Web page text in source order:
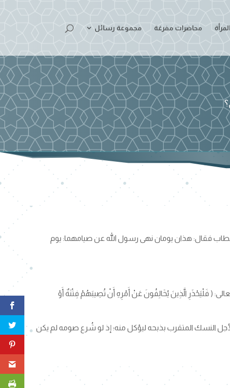
محاضرات مفرغة مجموعة رسائل
فقال: هذان يومان نهى رسول الله عن صيامهما: يوم
( فَلْيَحْذَرِ الَّذِينَ يُخَالِفُونَ عَنْ أَمْرِهِ أَنْ تُصِيبَهُمْ فِتْنَةٌ أَوْ
النسك المتقرب بذبحه ليؤكل منه؛ إذ لو شُرع صومه لم يكن